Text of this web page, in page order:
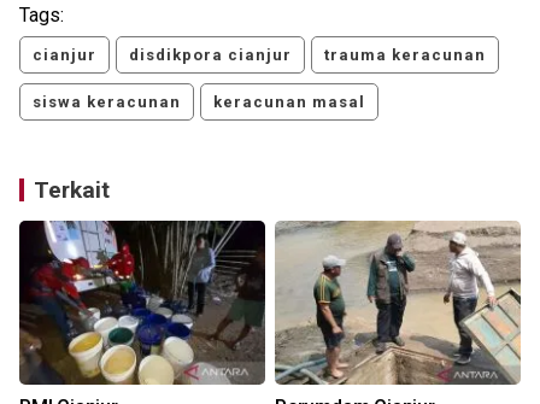
Tags:
cianjur disdikpora cianjur trauma keracunan
siswa keracunan keracunan masal
Terkait